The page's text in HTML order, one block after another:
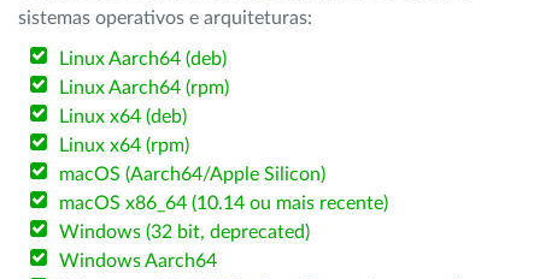
sistemas operativos e arquiteturas:
Linux Aarch64 (deb)
Linux Aarch64 (rpm)
Linux x64 (deb)
Linux x64 (rpm)
macOS (Aarch64/Apple Silicon)
macOS x86_64 (10.14 ou mais recente)
Windows (32 bit, deprecated)
Windows Aarch64